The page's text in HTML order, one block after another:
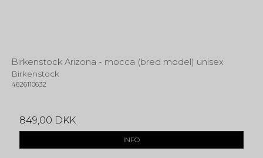
Birkenstock Arizona - mocca (bred model) unisex
Birkenstock
4626110632
849,00 DKK
INFO